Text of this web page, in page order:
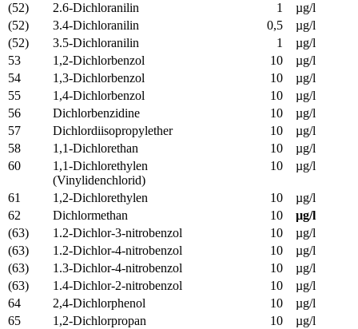
(52)
2.6-Dichloranilin 1
µg/l
(52)
3.4-Dichloranilin 0,5
µg/l
(52)
3.5-Dichloranilin 1
µg/l
53
1,2-Dichlorbenzol 10
µg/l
54
1,3-Dichlorbenzol 10
µg/l
55
1,4-Dichlorbenzol 10
µg/l
56
Dichlorbenzidine 10
µg/l
57
Dichlordiisopropylether 10
µg/l
58
1,1-Dichlorethan 10
µg/l
60
1,1-Dichlorethylen
(Vinylidenchlorid)
10 µg/l
61 1,2-Dichlorethylen 10
µg/l
62
Dichlormethan 10
µg/l
(63)
1.2-Dichlor-3-nitrobenzol 10
µg/l
(63)
1.2-Dichlor-4-nitrobenzol 10
µg/l
(63)
1.3-Dichlor-4-nitrobenzol 10
µg/l
(63)
1.4-Dichlor-2-nitrobenzol 10
µg/l
64
2,4-Dichlorphenol 10
µg/l
65
1,2-Dichlorpropan 10
µg/l